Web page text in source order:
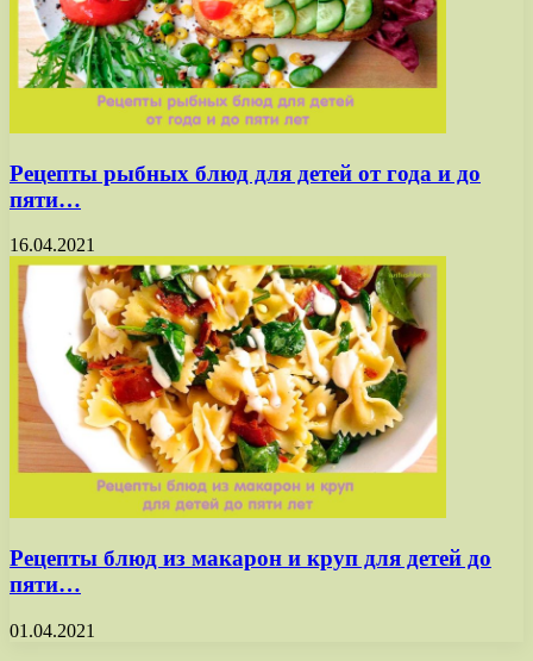
Рецепты рыбных блюд для детей от года и до
пяти…
16.04.2021
Рецепты блюд из макарон и круп для детей до
пяти…
01.04.2021